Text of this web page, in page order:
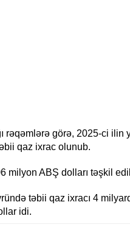
rəqəmlərə görə, 2025-ci
qaz ixrac olunub.
milyon ABŞ dolları təşkil
təbii qaz ixracı 4
idi.